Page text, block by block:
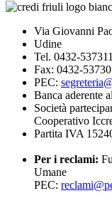
Via Giovanni
Udine
Tel. 0432-537311
Fax: 0432-
PEC:
Banca aderente
Società
Cooperativo
Partita IVA
Per i reclami:
Umane
PEC: